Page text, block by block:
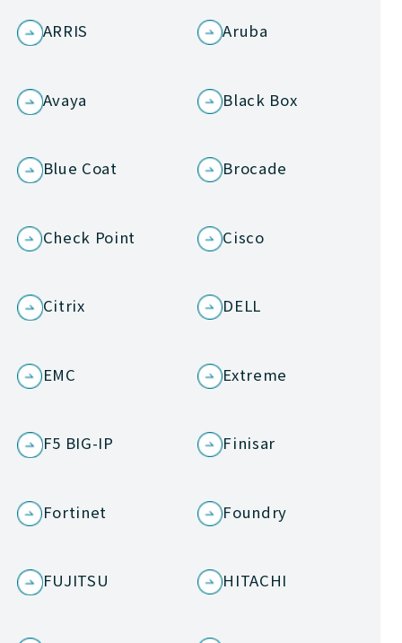
ARRIS Aruba
Avaya Black Box
Blue Coat Brocade
Check Point Cisco
Citrix DELL
EMC Extreme
F5 BIG-IP Finisar
Fortinet Foundry
FUJITSU HITACHI